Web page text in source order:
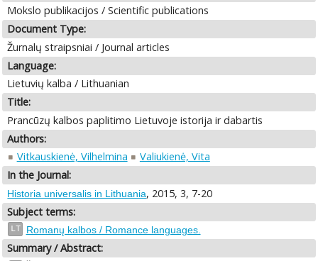
Mokslo publikacijos / Scientific publications
Document Type:
Žurnalų straipsniai / Journal articles
Language:
Lietuvių kalba / Lithuanian
Title:
Prancūzų kalbos paplitimo Lietuvoje istorija ir dabartis
Authors:
Vitkauskienė, Vilhelmina
Valiukienė, Vita
In the Journal:
Historia universalis in Lithuania, 2015, 3, 7-20
Subject terms:
LT Romanų kalbos / Romance languages.
Summary / Abstract: